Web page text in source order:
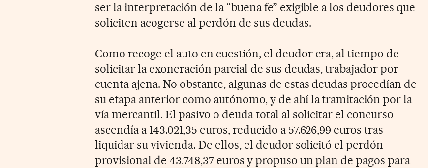
ser la interpretación de la “buena fe” exigible a los deudores que
soliciten acogerse al perdón de sus deudas.
Como recoge el auto en cuestión, el deudor era, al tiempo de
solicitar la exoneración parcial de sus deudas, trabajador por
cuenta ajena. No obstante, algunas de estas deudas procedían de
su etapa anterior como autónomo, y de ahí la tramitación por la
vía mercantil. El pasivo o deuda total al solicitar el concurso
ascendía a 143.021,35 euros, reducido a 57.626,99 euros tras
liquidar su vivienda. De ellos, el deudor solicitó el perdón
provisional de 43.748,37 euros y propuso un plan de pagos para